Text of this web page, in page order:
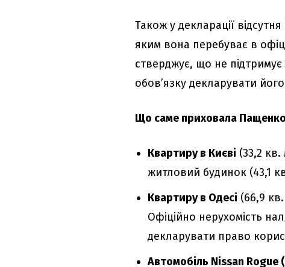
Також у декларації
яким вона перебуває в
стверджує, що не підтримує
обов’язку декларувати
Що саме приховала
Квартиру в Києві (33,2
житловий будинок (43,1
Квартиру в Одесі (66,9
Офіційно нерухомість
декларувати право
Автомобіль Nissan Rogue